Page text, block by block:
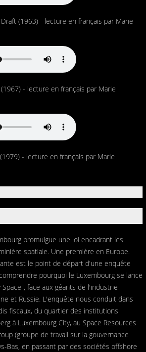
(1963) - lecture en français par Marie
- lecture en français par Marie
- lecture en français par Marie
promulgue une loi encadrant les
spatiale. Une première en Europe.
est le point de départ d'une enquête
pourquoi le Luxembourg se lance
face aux géants de l'industrie
et Russie. L'enquête nous conduit dans
fiscaux, du quartier des institutions
à Luxembourg City, au Space Resources
(groupe de travail sur la gouvernance
Bas, en passant par des sociétés offshore